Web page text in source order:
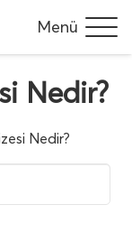
Menü
Nedir?
Nedir?